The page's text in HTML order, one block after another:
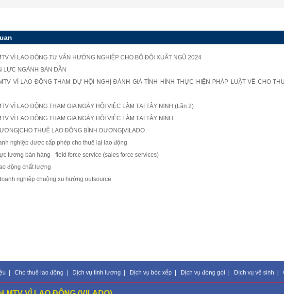
VÌ LAO ĐỘNG TƯ VẤN HƯỚNG NGHIỆP CHO BỘ ĐỘI XUẤT NGŨ 2024
LỰC NGÀNH BÁN DẪN
VÌ LAO ĐỘNG THAM DỰ HỘI NGHỊ ĐÁNH GIÁ TÌNH HÌNH THỰC HIỆN PHÁP LUẬT VỀ CHO
VÌ LAO ĐỘNG THAM GIA NGÀY HỘI VIỆC LÀM TẠI TÂY NINH (Lần 2)
VÌ LAO ĐỘNG THAM GIA NGÀY HỘI VIỆC LÀM TẠI TÂY NINH
THUÊ LAO ĐỘNG BÌNH DƯƠNG|VILADO
nghiệp được cấp phép cho thuê lại lao động
lương bán hàng - field force service (sales force services)
động chất lượng
nghiệp chuộng xu hướng outsource
Cho thuê lao động Dịch vụ tính lương Dịch vụ bóc xếp Dịch vụ đóng gói Dịch vụ vệ sinh